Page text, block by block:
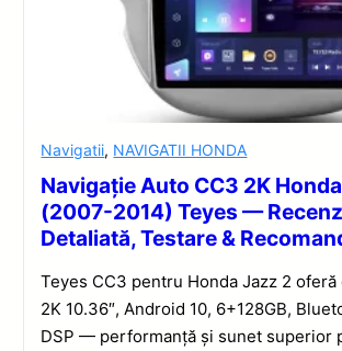
Navigatii, NAVIGATII HONDA
Navigație Auto CC3 2K
(2007-2014) Teyes —
Detaliată, Testare &
Teyes CC3 pentru Honda Jazz 2 oferă
2K 10.36″, Android 10, 6+128GB,
DSP — performanță și sunet superior